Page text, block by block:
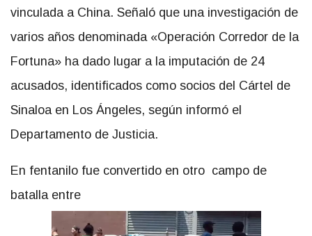
vinculada a China. Señaló que una investigación de
varios años denominada «Operación Corredor de la
Fortuna» ha dado lugar a la imputación de 24
acusados, identificados como socios del Cártel de
Sinaloa en Los Ángeles, según informó el
Departamento de Justicia.
En fentanilo fue convertido en otro campo de
batalla entre